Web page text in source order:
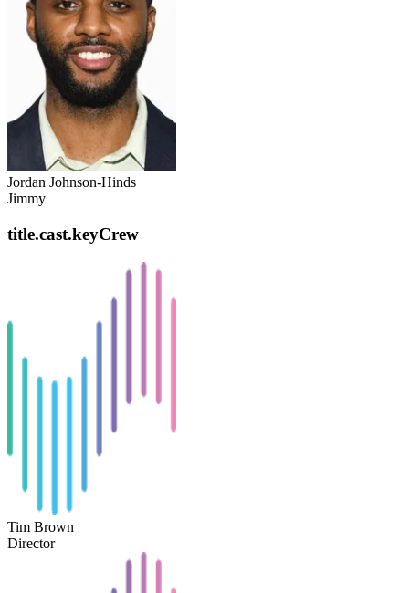
Jordan Johnson-Hinds
Jimmy
title.cast.keyCrew
Tim Brown
Director